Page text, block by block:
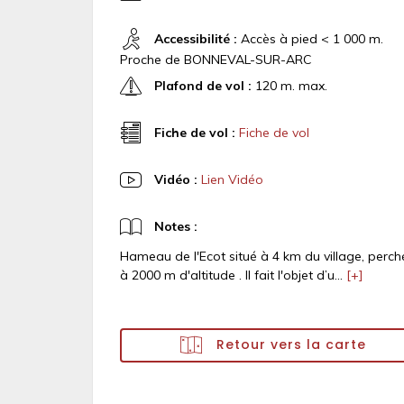
Accessibilité : Accès à pied < 1 000 m.
Proche de BONNEVAL-SUR-ARC
Plafond de vol : 120 m. max.
Fiche de vol : Fiche de vol
Vidéo : Lien Vidéo
Notes :
Hameau de l'Ecot situé à 4 km du village,
à 2000 m d'altitude . Il fait l'objet d’u... [+]
Retour vers la carte